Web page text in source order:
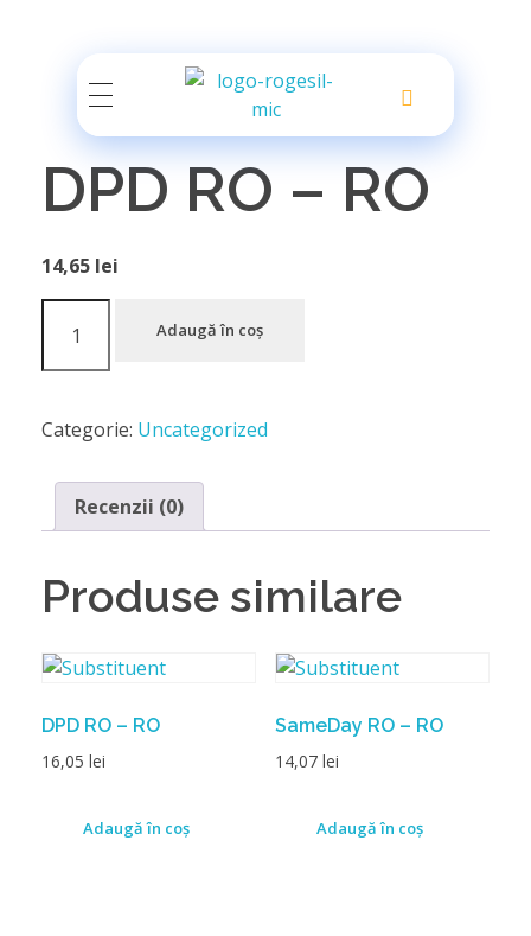
Rogesil
Curierul tău online!
DPD RO – RO
14,65 lei
Adaugă în coș
Categorie: Uncategorized
Recenzii (0)
Produse similare
DPD RO – RO
16,05 lei
Adaugă în coș
SameDay RO – RO
14,07 lei
Adaugă în coș